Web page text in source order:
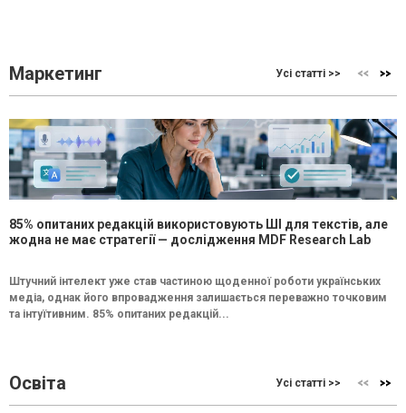
Маркетинг Усі статті >>
85% опитаних редакцій використовують ШІ для текстів, але
жодна не має стратегії — дослідження MDF Research Lab
Штучний інтелект уже став частиною щоденної роботи українських
медіа, однак його впровадження залишається переважно точковим
та інтуїтивним. 85% опитаних редакцій...
Освіта Усі статті >>